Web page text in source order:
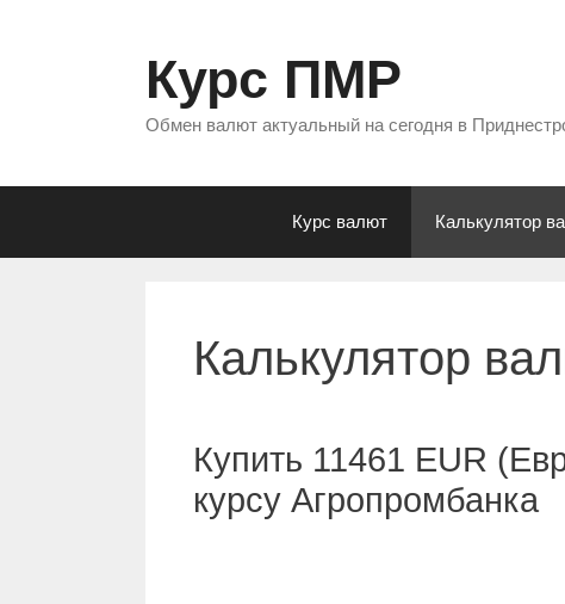
Курс ПМР
Обмен валют актуальный на сегодня в
Курс валют Калькулятор
Калькулятор
Купить 11461 EUR
курсу Агропромбанка